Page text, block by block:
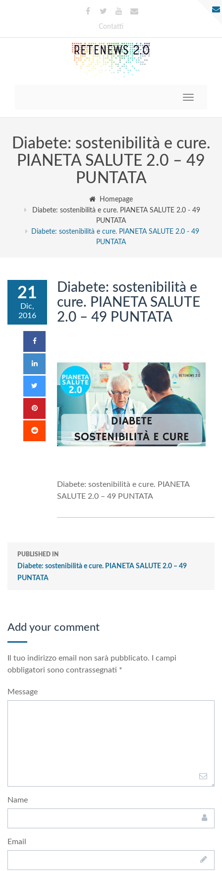
Contatti
Toggle
Diabete: sostenibilità e cure.
PIANETA SALUTE 2.0 – 49
PUNTATA
Homepage
Diabete: sostenibilità e cure. PIANETA SALUTE 2.0 - 49
PUNTATA
Diabete: sostenibilità e cure. PIANETA SALUTE 2.0 - 49
PUNTATA
21
Dic,
2016
Diabete: sostenibilità e
cure. PIANETA SALUTE
2.0 – 49 PUNTATA
Diabete: sostenibilità e cure. PIANETA
SALUTE 2.0 – 49 PUNTATA
PUBLISHED IN
Diabete: sostenibilità e cure. PIANETA SALUTE 2.0 – 49
PUNTATA
Add your comment
Il tuo indirizzo email non sarà pubblicato. I campi
obbligatori sono contrassegnati *
Message
Name
Email